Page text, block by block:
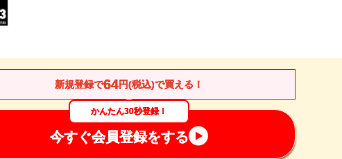
新規登録で64円(税込)で買える！
かんたん30秒登録！
今すぐ会員登録をする